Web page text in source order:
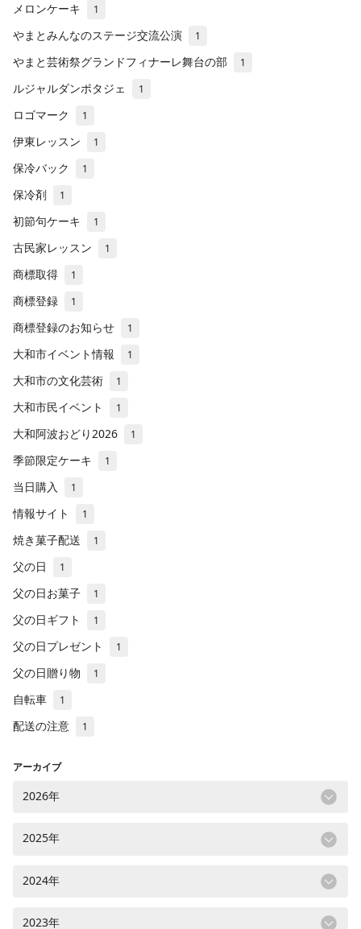
メロンケーキ 1
やまとみんなのステージ交流公演 1
やまと芸術祭グランドフィナーレ舞台の部 1
ルジャルダンポタジェ 1
ロゴマーク 1
伊東レッスン 1
保冷バック 1
保冷剤 1
初節句ケーキ 1
古民家レッスン 1
商標取得 1
商標登録 1
商標登録のお知らせ 1
大和市イベント情報 1
大和市の文化芸術 1
大和市民イベント 1
大和阿波おどり2026 1
季節限定ケーキ 1
当日購入 1
情報サイト 1
焼き菓子配送 1
父の日 1
父の日お菓子 1
父の日ギフト 1
父の日プレゼント 1
父の日贈り物 1
自転車 1
配送の注意 1
アーカイブ
2026年
2025年
2024年
2023年